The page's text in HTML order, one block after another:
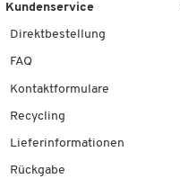
Kundenservice
Direktbestellung
FAQ
Kontaktformulare
Recycling
Lieferinformationen
Rückgabe